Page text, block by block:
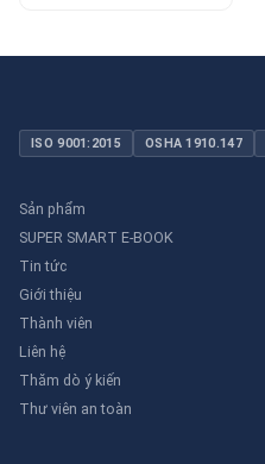
ISO 9001:2015 OSHA 1910.147
Sản phẩm
SUPER SMART E-BOOK
Tin tức
Giới thiệu
Thành viên
Liên hệ
Thăm dò ý kiến
Thư viên an toàn